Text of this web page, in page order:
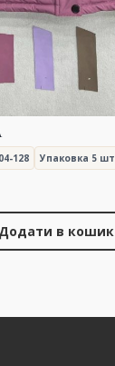
128 Упаковка 5 шт
Додати в кошик